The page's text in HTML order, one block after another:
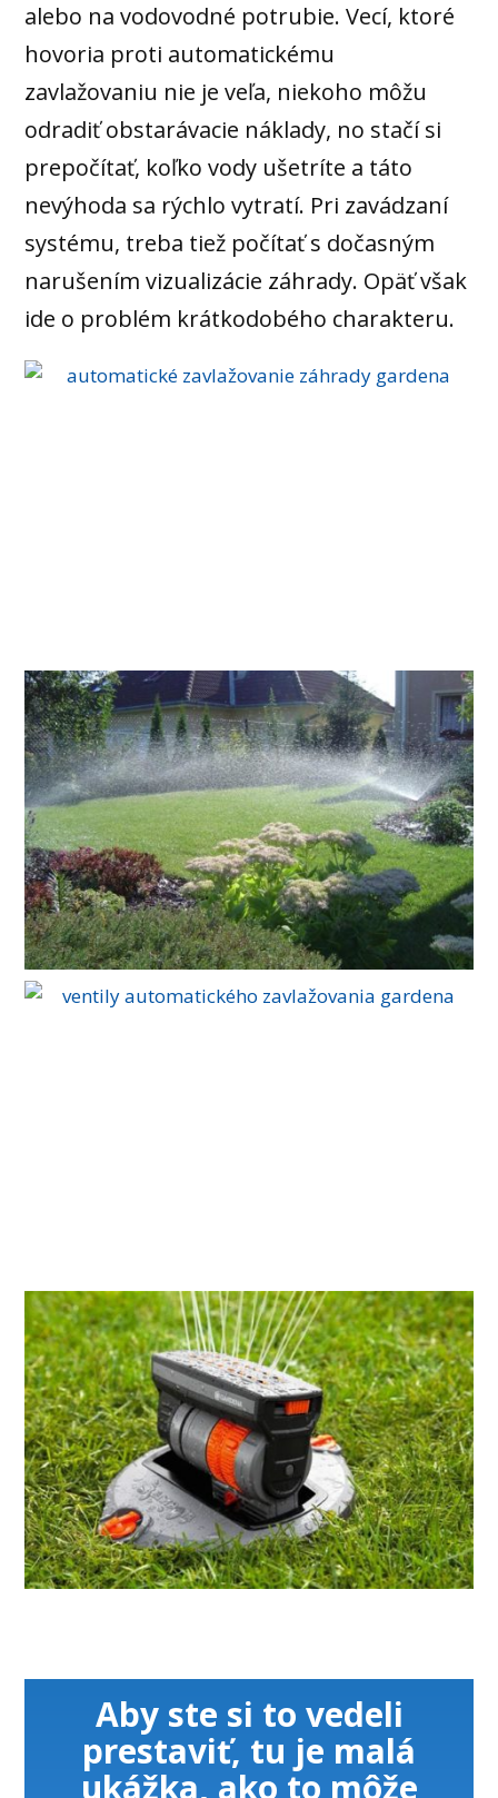
alebo na vodovodné potrubie. Vecí, ktoré
hovoria proti automatickému
zavlažovaniu nie je veľa, niekoho môžu
odradiť obstarávacie náklady, no stačí si
prepočítať, koľko vody ušetríte a táto
nevýhoda sa rýchlo vytratí. Pri zavádzaní
systému, treba tiež počítať s dočasným
narušením vizualizácie záhrady. Opäť však
ide o problém krátkodobého charakteru.
Aby ste si to vedeli
prestaviť, tu je malá
ukážka, ako to môže